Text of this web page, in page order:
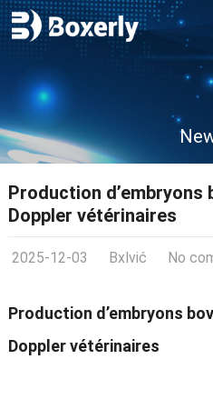
Production d’embryons
Doppler vétérinaires
2025-12-03 Bxlvić No
Production d’embryons
Doppler vétérinaires